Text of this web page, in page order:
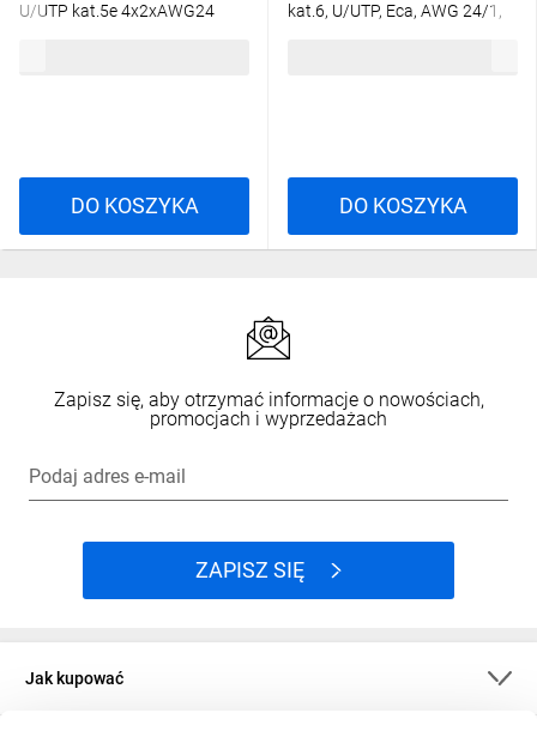
U/UTP kat.5e 4x2xAWG24
DO KOSZYKA
kat.6, U/UTP, Eca, AWG 24/1,
DO KOSZYKA
Zapisz się, aby otrzymać informacje o nowościach,
promocjach i wyprzedażach
Podaj adres e-mail
ZAPISZ SIĘ
Jak kupować